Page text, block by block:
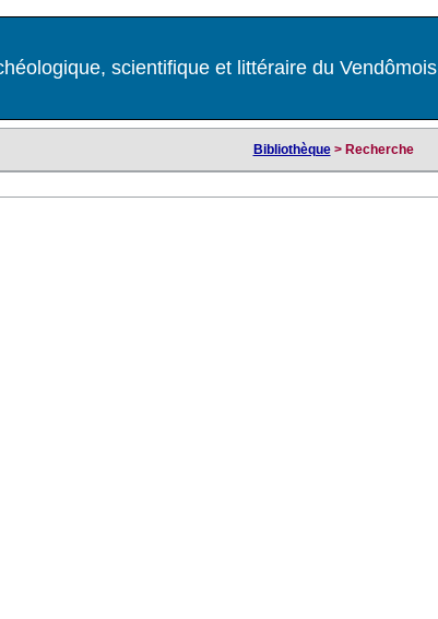
scientifique et littéraire du Vendômois
Bibliothèque> Recherche